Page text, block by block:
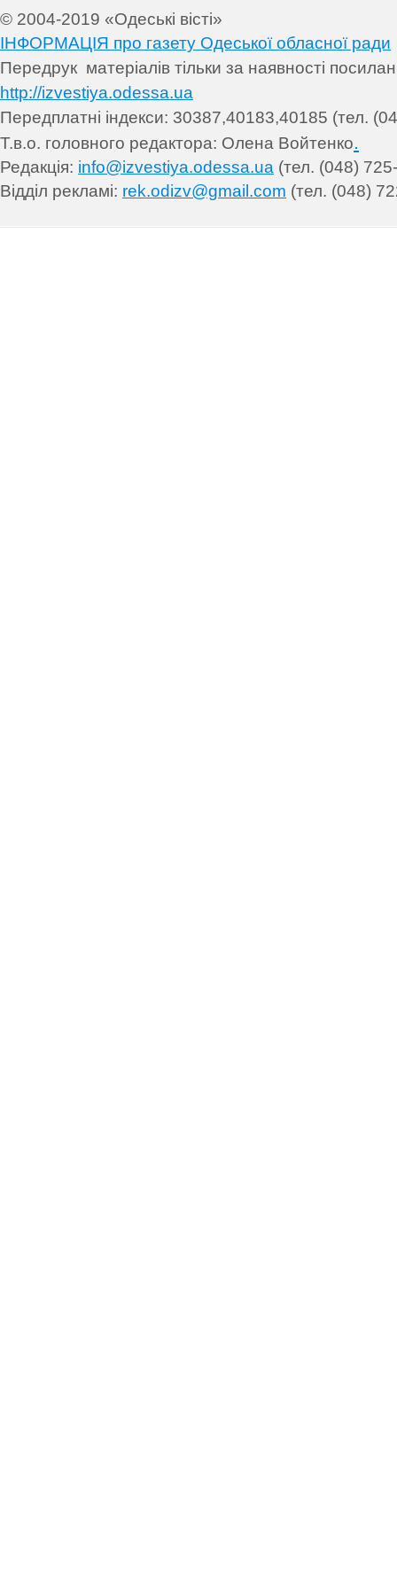
© 2004-2019 «Одеські вісті»
ІНФОРМАЦІЯ про газету Одеської обласної ради
Передрук матеріалів тільки за наявності
http://izvestiya.odessa.ua
Передплатні індекси: 30387,40183,40185 (тел.
Т.в.о. головного редактора: Олена Войтенко.
Редакція: info@izvestiya.odessa.ua (тел. (048)
Відділ рекламі: rek.odizv@gmail.com (тел. (048)